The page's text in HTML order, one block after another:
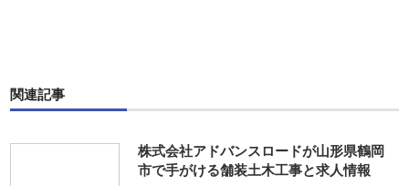
関連記事
株式会社アドバンスロードが山形県鶴岡
市で手がける舗装土木工事と求人情報